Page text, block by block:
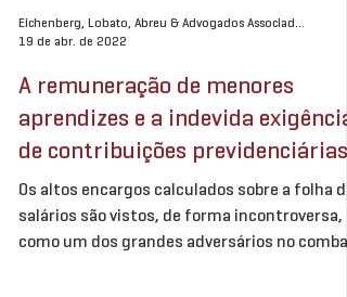
Eichenberg, Lobato, Abreu & Advogados Associados
19 de abr. de 2022
A remuneração de menores
aprendizes e a indevida exigência
de contribuições previdenciárias
Os altos encargos calculados sobre a folha de
salários são vistos, de forma incontroversa,
como um dos grandes adversários no